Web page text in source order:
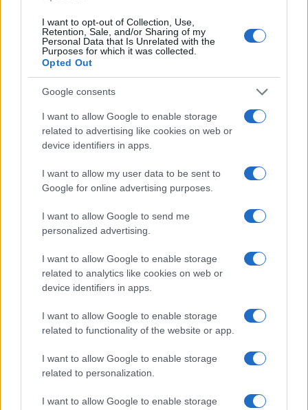
I want to opt-out of Collection, Use,
Retention, Sale, and/or Sharing of my
Personal Data that Is Unrelated with the
Purposes for which it was collected.
Opted Out
Google consents
I want to allow Google to enable storage
related to advertising like cookies on web or
device identifiers in apps.
I want to allow my user data to be sent to
Google for online advertising purposes.
I want to allow Google to send me
personalized advertising.
I want to allow Google to enable storage
related to analytics like cookies on web or
device identifiers in apps.
I want to allow Google to enable storage
related to functionality of the website or app.
I want to allow Google to enable storage
related to personalization.
I want to allow Google to enable storage
uguale a sé stesso e continua ad essere, anche
dopo che è stato messo in condizione di non
toccare più palla, il leader del primo partito
italiano. E poi si dice che gli elettori sono
“incompetenti” e “irrazionali”!
Oggi Renzi è diventato una sorta di
non esita a dare pugnalate alle spalle anche agli
amici più cari (e ormai con molta prevedibilità),
direbbe pure di aver visto un cavallo volare se ciò
gli potesse riportare il consenso perduto. Ha fatto
nascere un governo, ha creato il giorno dopo un
suo partito, ha provato a distinguersi dai propri
sodali ma a rientrare presto nei ranghi se c’era
solo un piccolo presupposto di caduta del
governo e di successive elezioni. Italia Viva
probabile, in una futura legge elettorale
proporzionale, anche una soglia minima di
sbarramento al 3% non la salverebbe.